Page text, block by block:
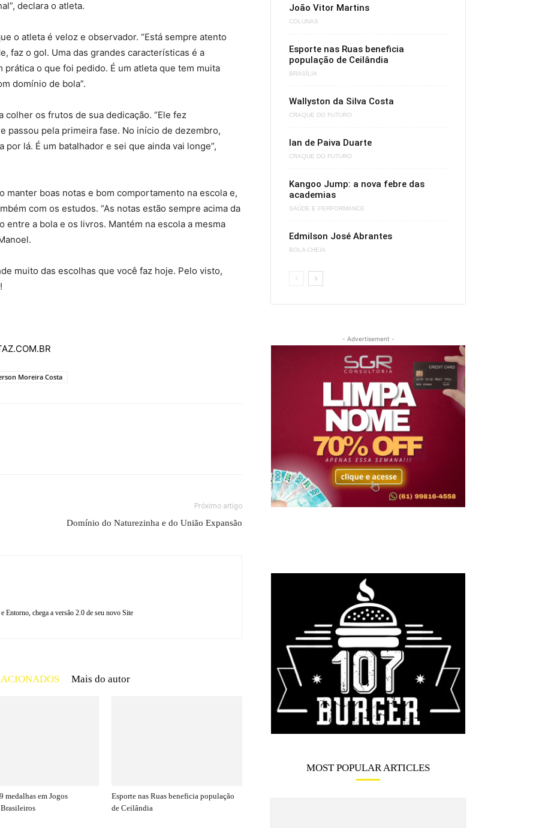
declara o atleta.
o atleta é veloz e observador. “Está sempre atento
faz o gol. Uma das grandes características é a
o que foi pedido. É um atleta que tem muita
domínio de bola”.
colher os frutos de sua dedicação. “Ele fez
passou pela primeira fase. No início de dezembro,
lá. É um batalhador e sei que ainda vai longe”,
manter boas notas e bom comportamento na escola e,
com os estudos. “As notas estão sempre acima da
entre a bola e os livros. Mantém na escola a mesma
muito das escolhas que você faz hoje. Pelo visto,
Moreira Costa
Próximo artigo
Domínio do Naturezinha e do União Expansão
Entorno, chega a versão 2.0 de seu novo Site
Mais do autor
medalhas em Jogos
Esporte nas Ruas beneficia população
de Ceilândia
João Vitor Martins
COLUNAS
Esporte nas Ruas beneficia
população de Ceilândia
BRASÍLIA
Wallyston da Silva Costa
CRAQUE DO FUTURO
Ian de Paiva Duarte
CRAQUE DO FUTURO
Kangoo Jump: a nova febre das
academias
SAÚDE E PERFORMANCE
Edmilson José Abrantes
BOLA CHEIA
- Advertisement -
MOST POPULAR ARTICLES